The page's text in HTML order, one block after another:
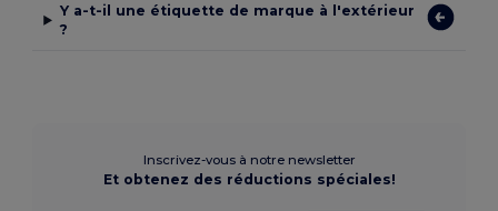
Y a-t-il une étiquette de marque à l'extérieur
?
Inscrivez-vous à notre newsletter
Et obtenez des réductions spéciales!